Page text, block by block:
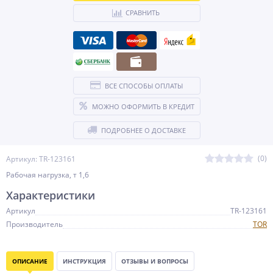
Артикул: TR-123161
(0)
Рабочая нагрузка, т 1,6
СРАВНИТЬ
ВСЕ СПОСОБЫ ОПЛАТЫ
МОЖНО ОФОРМИТЬ В КРЕДИТ
ПОДРОБНЕЕ О ДОСТАВКЕ
Характеристики
Артикул
TR-123161
Производитель
TOR
ОПИСАНИЕ ИНСТРУКЦИЯ ОТЗЫВЫ И ВОПРОСЫ